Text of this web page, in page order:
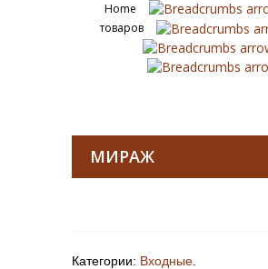
Home
товаров
МИРАЖ
Категории: Входные